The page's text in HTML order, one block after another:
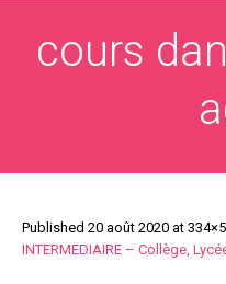
cours
Published 20 août 2020 at
INTERMEDIAIRE – Collège,